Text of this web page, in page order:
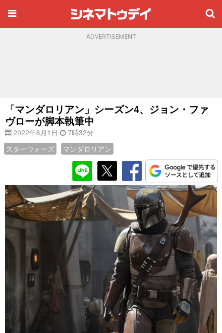
ADVERTISEMENT
「マンダロリアン」シーズン4、ジョン・ファ
ヴローが脚本執筆中
2022年6月1日
7時32分
スターウォーズ
マンダロリアン